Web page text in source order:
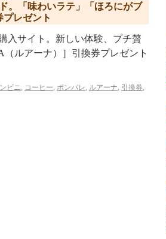
。「味わいラテ」「ほろにがブ
レゼント
入サイト。新しい体験、プチ贅
ルアーナ）］引換券プレゼント
ビニ, コーヒー, ポンパレ, ルアーナ, 引換券,